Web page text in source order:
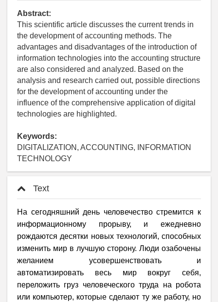
Abstract:
This scientific article discusses the current trends in
the development of accounting methods. The
advantages and disadvantages of the introduction of
information technologies into the accounting structure
are also considered and analyzed. Based on the
analysis and research carried out, possible directions
for the development of accounting under the
influence of the comprehensive application of digital
technologies are highlighted.
Keywords:
DIGITALIZATION, ACCOUNTING, INFORMATION
TECHNOLOGY
Text
На сегодняшний день человечество стремится к
информационному прорыву, и ежедневно
рождаются десятки новых технологий, способных
изменить мир в лучшую сторону. Люди озабочены
желанием усовершенствовать и
автоматизировать весь мир вокруг себя,
переложить груз человеческого труда на робота
или компьютер, которые сделают ту же работу, но